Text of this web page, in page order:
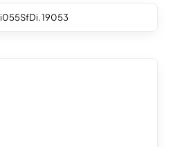
i055SfDi.19053